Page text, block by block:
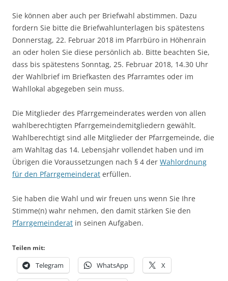
Sie können aber auch per Briefwahl abstimmen. Dazu
fordern Sie bitte die Briefwahlunterlagen bis spätestens
Donnerstag, 22. Februar 2018 im Pfarrbüro in Höhenrain
an oder holen Sie diese persönlich ab. Bitte beachten Sie,
dass bis spätestens Sonntag, 25. Februar 2018, 14.30 Uhr
der Wahlbrief im Briefkasten des Pfarramtes oder im
Wahllokal abgegeben sein muss.
Die Mitglieder des Pfarrgemeinderates werden von allen
wahlberechtigten Pfarrgemeindemitgliedern gewählt.
Wahlberechtigt sind alle Mitglieder der Pfarrgemeinde, die
am Wahltag das 14. Lebensjahr vollendet haben und im
Übrigen die Voraussetzungen nach § 4 der Wahlordnung
für den Pfarrgemeinderat erfüllen.
Sie haben die Wahl und wir freuen uns wenn Sie Ihre
Stimme(n) wahr nehmen, den damit stärken Sie den
Pfarrgemeinderat in seinen Aufgaben.
Teilen mit:
Telegram WhatsApp X